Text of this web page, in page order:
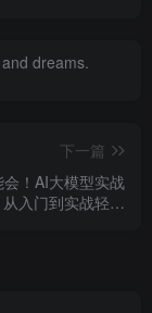
dreams.
下一篇
！AI大模型实战
入门到实战轻松